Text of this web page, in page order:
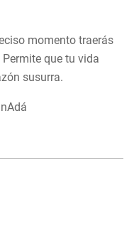
momento traerás
que tu vida
susurra.